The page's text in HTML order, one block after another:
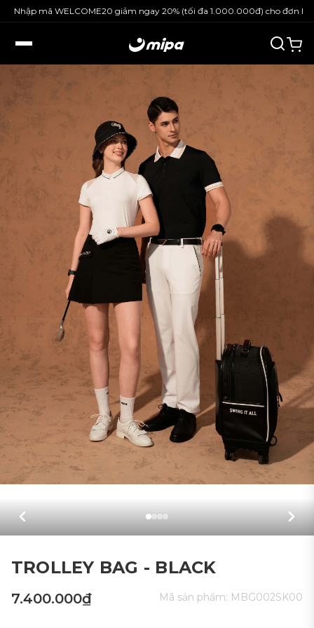
Nhập mã WELCOME20 giảm ngay 20% (tối đa 1.000.000đ) cho đơn hàng
TROLLEY BAG - BLACK
7.400.000₫ Mã sản phẩm: MBG002SK00